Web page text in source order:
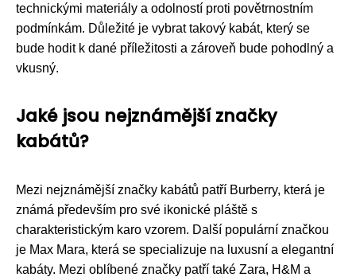
technickými materiály a odolností proti povětrnostním
podmínkám. Důležité je vybrat takový kabát, který se
bude hodit k dané příležitosti a zároveň bude pohodlný a
vkusný.
Jaké jsou nejznámější značky
kabátů?
Mezi nejznámější značky kabátů patří Burberry, která je
známá především pro své ikonické pláště s
charakteristickým karo vzorem. Další populární značkou
je Max Mara, která se specializuje na luxusní a elegantní
kabáty. Mezi oblíbené značky patří také Zara, H&M a